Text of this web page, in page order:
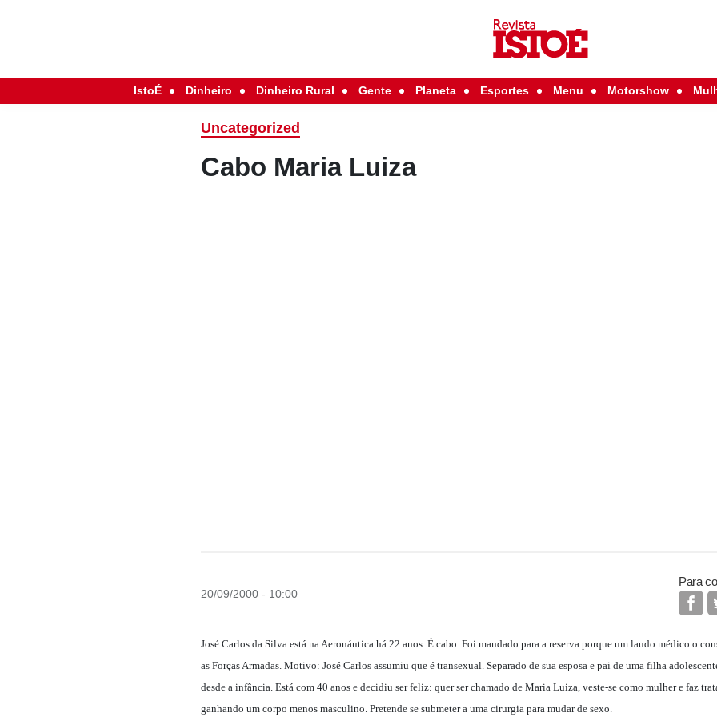
IstoÉ Dinheiro Dinheiro Rural Gente Planeta Esportes Menu Motorshow
Uncategorized
Cabo Maria Luiza
20/09/2000 - 10:00
Para
José Carlos da Silva está na Aeronáutica há 22 anos. É cabo. Foi mandado para a reserva porque um laudo médico o
as Forças Armadas. Motivo: José Carlos assumiu que é transexual. Separado de sua esposa e pai de uma filha
desde a infância. Está com 40 anos e decidiu ser feliz: quer ser chamado de Maria Luiza, veste-se como mulher e faz
ganhando um corpo menos masculino. Pretende se submeter a uma cirurgia para mudar de sexo.